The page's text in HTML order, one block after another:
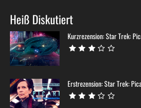
Heiß Diskutiert
Kurzrezension: Star Trek:
Erstrezension: Star Trek: